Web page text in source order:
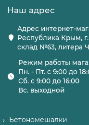
Наш адрес
Адрес интернет-
Республика Крым,
склад №63, литера
Режим работы
Пн. - Пт. с 9:00 до
Сб. с 9:00 до 16:00
Вс. выходной
Бетономешалки